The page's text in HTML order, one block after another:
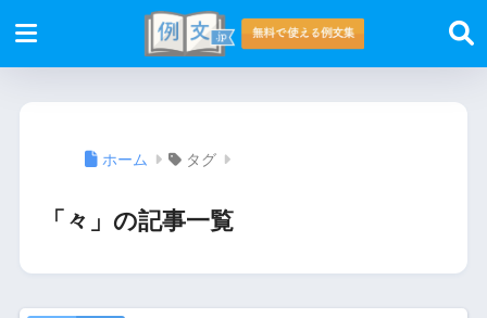
ホーム タグ
「々」の記事一覧